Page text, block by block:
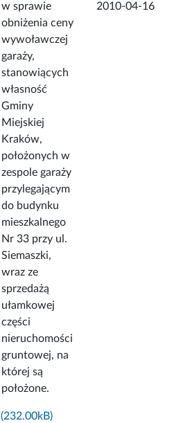
w sprawie
obniżenia ceny
wywoławczej
garaży,
stanowiących
własność
Gminy
Miejskiej
Kraków,
położonych w
zespole garaży
przylegającym
do budynku
mieszkalnego
Nr 33 przy ul.
Siemaszki,
wraz ze
sprzedażą
ułamkowej
części
nieruchomości
gruntowej, na
której są
położone.
2010-04-16
(232.00kB)